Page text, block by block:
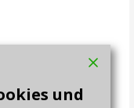
und